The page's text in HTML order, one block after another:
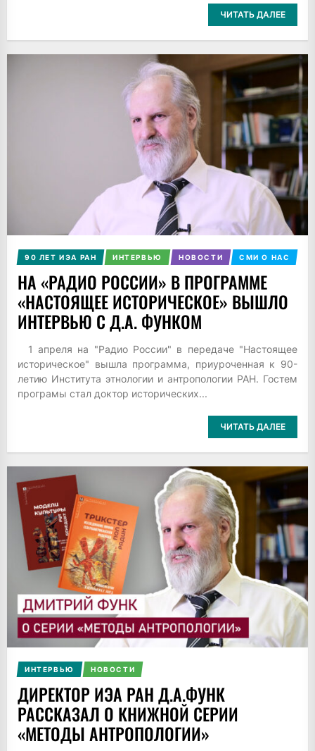
ЧИТАТЬ ДАЛЕЕ
90 ЛЕТ ИЭА РАН ИНТЕРВЬЮ НОВОСТИ СМИ О НАС
НА «РАДИО РОССИИ» В ПРОГРАММЕ
«НАСТОЯЩЕЕ ИСТОРИЧЕСКОЕ» ВЫШЛО
ИНТЕРВЬЮ С Д.А. ФУНКОМ
1 апреля на "Радио России" в передаче "Настоящее
историческое" вышла программа, приуроченная к 90-
летию Института этнологии и антропологии РАН. Гостем
програмы стал доктор исторических...
ЧИТАТЬ ДАЛЕЕ
ИНТЕРВЬЮ НОВОСТИ
ДИРЕКТОР ИЭА РАН Д.А.ФУНК
РАССКАЗАЛ О КНИЖНОЙ СЕРИИ
«МЕТОДЫ АНТРОПОЛОГИИ»